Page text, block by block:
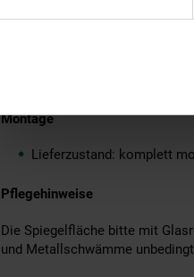
Montagematerial für die
Montage
Lieferzustand: komplett
Pflegehinweise
Die Spiegelfläche bitte mit
und Metallschwämme